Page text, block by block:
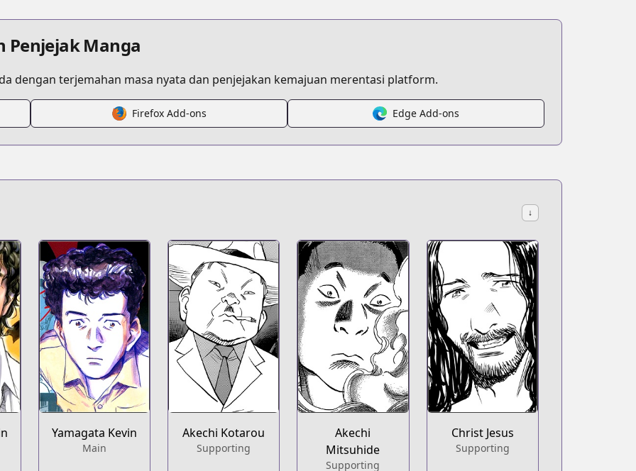
Penjejak Manga
dengan terjemahan masa nyata dan penjejakan kemajuan merentasi platform.
Firefox Add-ons Edge Add-ons
↓
Yamagata Kevin
Main
Akechi Kotarou
Supporting
Akechi
Mitsuhide
Supporting
Christ Jesus
Supporting